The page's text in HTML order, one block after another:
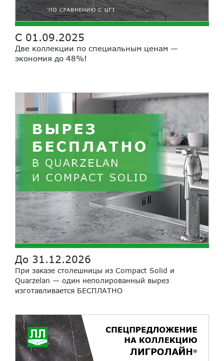
С 01.09.2025
Две коллекции по специальным ценам —
экономия до 48%!
До 31.12.2026
При заказе столешницы из Compact Solid и
Quarzelan — один неполированный вырез
изготавливается БЕСПЛАТНО